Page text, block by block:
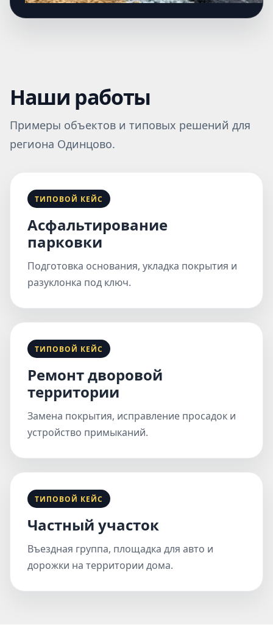
Наши работы
Примеры объектов и типовых решений для
региона Одинцово.
ТИПОВОЙ КЕЙС
Асфальтирование
парковки
Подготовка основания, укладка покрытия и
разуклонка под ключ.
ТИПОВОЙ КЕЙС
Ремонт дворовой
территории
Замена покрытия, исправление просадок и
устройство примыканий.
ТИПОВОЙ КЕЙС
Частный участок
Въездная группа, площадка для авто и
дорожки на территории дома.